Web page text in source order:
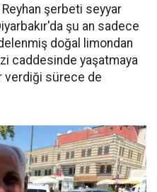
şerbeti seyyar
şu an sadece
doğal limondan
caddesinde yaşatmaya
verdiği sürece de